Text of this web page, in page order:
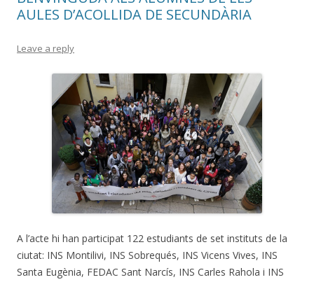
AULES D’ACOLLIDA DE SECUNDÀRIA
Leave a reply
A l’acte hi han participat 122 estudiants de set instituts de la
ciutat: INS Montilivi, INS Sobrequés, INS Vicens Vives, INS
Santa Eugènia, FEDAC Sant Narcís, INS Carles Rahola i INS